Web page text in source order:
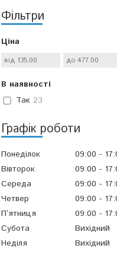
Фільтри
Ціна
В наявності
Так 23
Графік роботи
Понеділок 09:00
Вівторок
09:00
Середа
09:00
Четвер
09:00
Пʼятниця
09:00
Субота
Вихідний
Неділя
Вихідний